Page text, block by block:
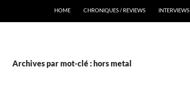
HOME CHRONIQUES / REVIEWS INTERVIEWS
Archives par mot-clé : hors metal